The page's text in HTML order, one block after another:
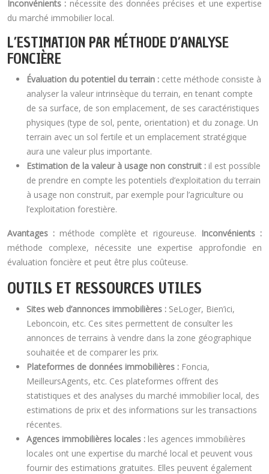
Inconvénients : nécessite des données précises et une expertise
du marché immobilier local.
L’ESTIMATION PAR MÉTHODE D’ANALYSE
FONCIÈRE
Évaluation du potentiel du terrain : cette méthode consiste à
analyser la valeur intrinsèque du terrain, en tenant compte
de sa surface, de son emplacement, de ses caractéristiques
physiques (type de sol, pente, orientation) et du zonage. Un
terrain avec un sol fertile et un emplacement stratégique
aura une valeur plus importante.
Estimation de la valeur à usage non construit : il est possible
de prendre en compte les potentiels d’exploitation du terrain
à usage non construit, par exemple pour l’agriculture ou
l’exploitation forestière.
Avantages : méthode complète et rigoureuse. Inconvénients :
méthode complexe, nécessite une expertise approfondie en
évaluation foncière et peut être plus coûteuse.
OUTILS ET RESSOURCES UTILES
Sites web d’annonces immobilières : SeLoger, Bien’ici,
Leboncoin, etc. Ces sites permettent de consulter les
annonces de terrains à vendre dans la zone géographique
souhaitée et de comparer les prix.
Plateformes de données immobilières : Foncia,
MeilleursAgents, etc. Ces plateformes offrent des
statistiques et des analyses du marché immobilier local, des
estimations de prix et des informations sur les transactions
récentes.
Agences immobilières locales : les agences immobilières
locales ont une expertise du marché local et peuvent vous
fournir des estimations gratuites. Elles peuvent également